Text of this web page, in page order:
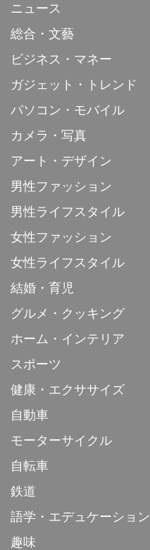
ニュース
総合・文藝
ビジネス・マネー
ガジェット・トレンド
パソコン・モバイル
カメラ・写真
アート・デザイン
男性ファッション
男性ライフスタイル
女性ファッション
女性ライフスタイル
結婚・育児
グルメ・クッキング
ホーム・インテリア
スポーツ
健康・エクササイズ
自動車
モーターサイクル
自転車
鉄道
語学・エデュケーション
趣味